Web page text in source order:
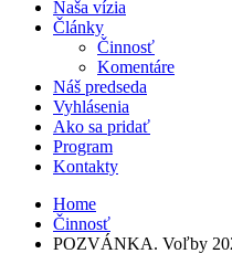
Naša vízia
Články
Činnosť
Komentáre
Náš predseda
Vyhlásenia
Ako sa pridať
Program
Kontakty
Home
Činnosť
POZVÁNKA. Voľby